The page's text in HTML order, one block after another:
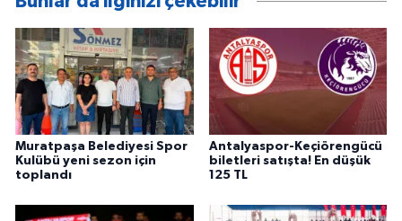
Muratpaşa Belediyesi Spor
Kulübü yeni sezon için
toplandı
Antalyaspor-Keçiörengücü
biletleri satışta! En düşük
125 TL